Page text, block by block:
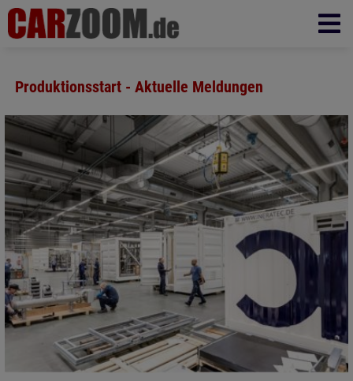
Produktionsstart - Aktuelle Meldungen